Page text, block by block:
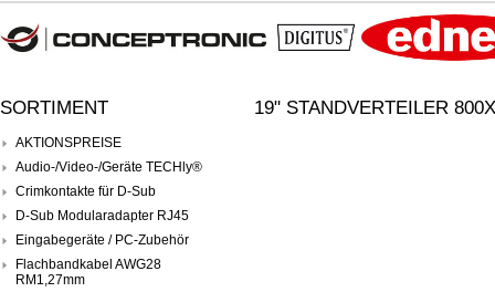
SORTIMENT
AKTIONSPREISE
Audio-/Video-/Geräte TECHly®
Crimkontakte für D-Sub
D-Sub Modularadapter RJ45
Eingabegeräte / PC-Zubehör
Flachbandkabel AWG28
RM1,27mm
19" STANDVERTEILER